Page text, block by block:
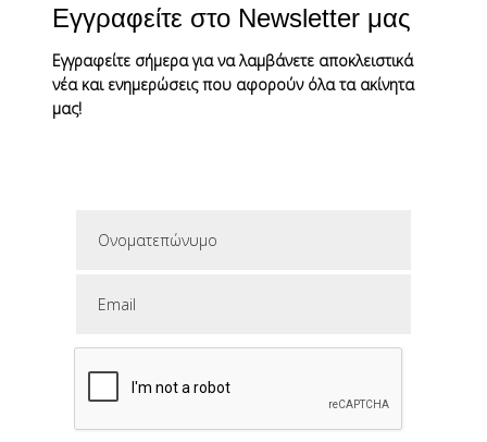
Εγγραφείτε στο Newsletter μας
Εγγραφείτε σήμερα για να λαμβάνετε αποκλειστικά
νέα και ενημερώσεις που αφορούν όλα τα ακίνητα
μας!